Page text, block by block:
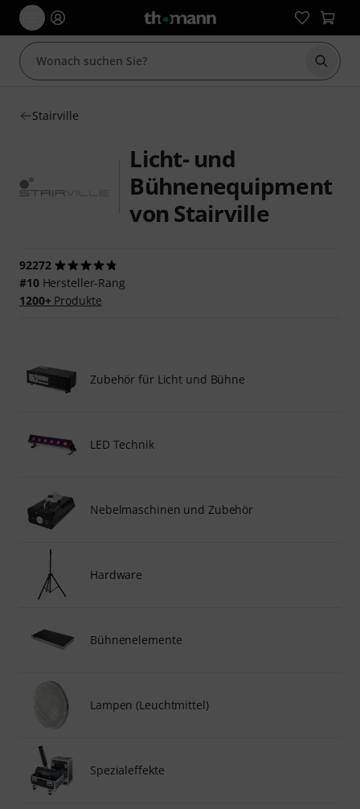
Suche
Stairville
Licht- und
Bühnenequipment
von Stairville
92272
#10Hersteller-Rang
1200+Produkte
Zubehör für Licht und Bühne
LED Technik
Nebelmaschinen und Zubehör
Hardware
Bühnenelemente
Lampen (Leuchtmittel)
Spezialeffekte